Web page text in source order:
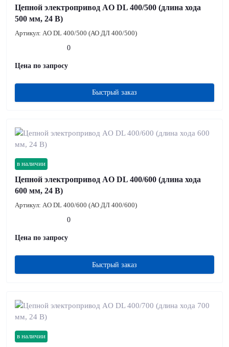
Цепной электропривод AO DL 400/500 (длина хода
500 мм, 24 В)
Артикул: AO DL 400/500 (АО ДЛ 400/500)
0
Цена по запросу
Быстрый заказ
в наличии
Цепной электропривод AO DL 400/600 (длина хода
600 мм, 24 В)
Артикул: AO DL 400/600 (АО ДЛ 400/600)
0
Цена по запросу
Быстрый заказ
в наличии